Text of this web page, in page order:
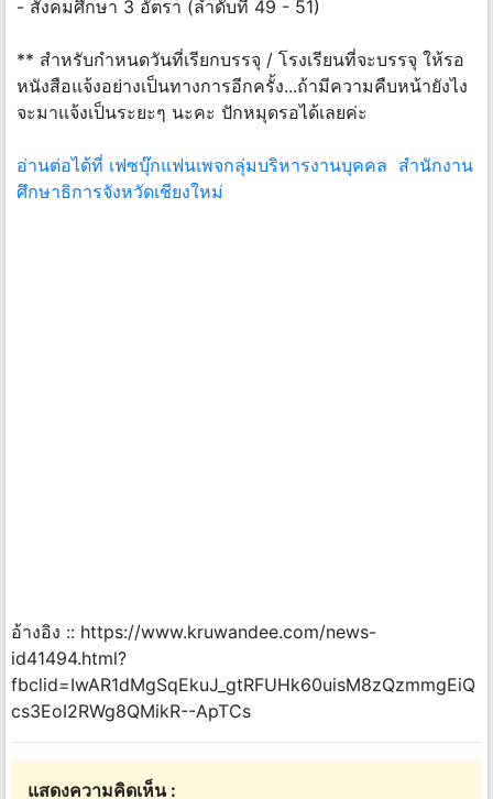
- สังคมศึกษา 3 อัตรา (ลำดับที่ 49 - 51)
** สำหรับกำหนดวันที่เรียกบรรจุ / โรงเรียนที่จะบรรจุ ให้รอ
หนังสือแจ้งอย่างเป็นทางการอีกครั้ง...ถ้ามีความคืบหน้ายังไง
จะมาแจ้งเป็นระยะๆ นะคะ ปักหมุดรอได้เลยค่ะ
อ่านต่อได้ที่ เฟซบุ๊กแฟนเพจกลุ่มบริหารงานบุคคล สำนักงาน
ศึกษาธิการจังหวัดเชียงใหม่
อ้างอิง :: https://www.kruwandee.com/news-
id41494.html?
fbclid=IwAR1dMgSqEkuJ_gtRFUHk60uisM8zQzmmgEiQ
cs3EoI2RWg8QMikR--ApTCs
แสดงความคิดเห็น :